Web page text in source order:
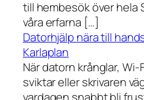
till hembesök över hela
våra erfarna […]
Datorhjälp nära till
Karlaplan
När datorn krånglar,
sviktar eller skrivaren